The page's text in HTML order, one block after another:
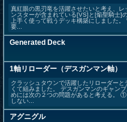
真紅眼の黒刃竜を活躍させたいと考え、
ンスターが含まれている[VS]と[焔聖騎士]
上手く使って戦うデッキ構築にしました
要...
Generated Deck
1軸リローダー（デスガンマン軸）
クラッシュタウンで活躍したリローダー
くて組みました。 デスガンマンのギャン
めには次の２つの問題があると考える。
しない...
アグニグル